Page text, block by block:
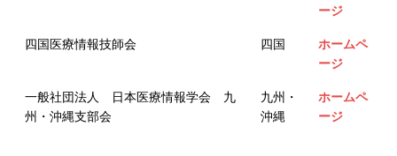
ージ
四国医療情報技師会
四国
ホームペ
ージ
一般社団法人 日本医療情報学会 九
州・沖縄支部会
九州・
沖縄
ホームペ
ージ